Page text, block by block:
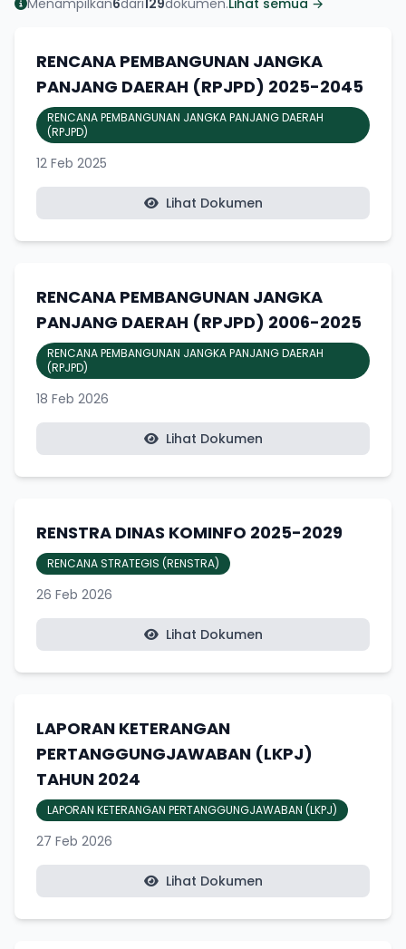
RENCANA PEMBANGUNAN JANGKA
PANJANG DAERAH (RPJPD) 2025-2045
RENCANA PEMBANGUNAN JANGKA PANJANG DAERAH
(RPJPD)
12 Feb 2025
Lihat Dokumen
RENCANA PEMBANGUNAN JANGKA
PANJANG DAERAH (RPJPD) 2006-2025
RENCANA PEMBANGUNAN JANGKA PANJANG DAERAH
(RPJPD)
18 Feb 2026
Lihat Dokumen
RENSTRA DINAS KOMINFO 2025-2029
RENCANA STRATEGIS (RENSTRA)
26 Feb 2026
Lihat Dokumen
LAPORAN KETERANGAN
PERTANGGUNGJAWABAN (LKPJ)
TAHUN 2024
LAPORAN KETERANGAN PERTANGGUNGJAWABAN (LKPJ)
27 Feb 2026
Lihat Dokumen